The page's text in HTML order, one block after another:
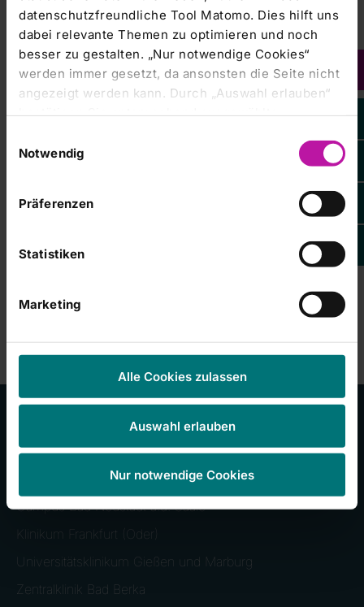
datenschutzfreundliche Tool Matomo. Dies hilft uns
dabei relevante Themen zu optimieren und noch
besser zu gestalten. „Nur notwendige Cookies“
werden immer gesetzt, da ansonsten die Seite nicht
angezeigt werden kann. Durch „Auswahl erlauben“
bestätigen Sie entsprechend ausgewählte
erlauben Sie alle eingesetzten Cookies. Sie können
Ihre
Einstellungen anpassen. Weitere Informationen
finden Sie auch in unserer
Datenschutzerklärung
Notwendig
Präferenzen
Statistiken
Marketing
Alle Cookies zulassen
Auswahl erlauben
Nur notwendige Cookies
Chefarzt Klinik für Neurologie
SO ERREICHEN SIE UNS
Tel.: 0335 548 2941
Tel.: 0335 548 2941
Kliniken im Konzern
Campus Bad Neustadt a.d. Saale
Klinikum Frankfurt (Oder)
Universitätsklinikum Gießen und Marburg
Zentralklinik Bad Berka